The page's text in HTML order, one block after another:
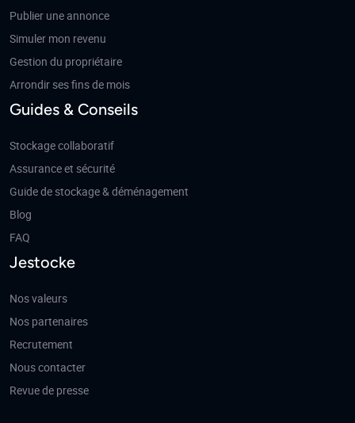
Publier une annonce
Simuler mon revenu
Gestion du propriétaire
Arrondir ses fins de mois
Guides & Conseils
Stockage collaboratif
Assurance et sécurité
Guide de stockage & déménagement
Blog
FAQ
Jestocke
Nos valeurs
Nos partenaires
Recrutement
Nous contacter
Revue de presse